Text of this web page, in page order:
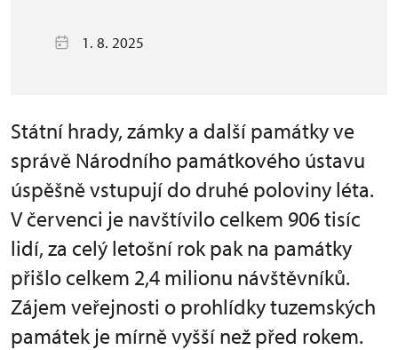
1. 8. 2025
Státní hrady, zámky a další památky ve
správě Národního památkového ústavu
úspěšně vstupují do druhé poloviny léta.
V červenci je navštívilo celkem 906 tisíc
lidí, za celý letošní rok pak na památky
přišlo celkem 2,4 milionu návštěvníků.
Zájem veřejnosti o prohlídky tuzemských
památek je mírně vyšší než před rokem.